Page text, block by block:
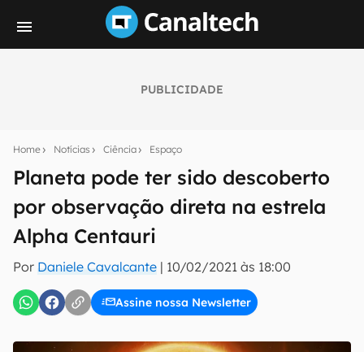
PUBLICIDADE
Home Notícias Ciência Espaço
Planeta pode ter sido descoberto
por observação direta na estrela
Alpha Centauri
Por Daniele Cavalcante | 10/02/2021 às 18:00
Assine nossa Newsletter
notícias e reviews sobre tecnologia em primeira
E-mail
inscreva-se
Uso e Política de Privacidade do Canaltech.